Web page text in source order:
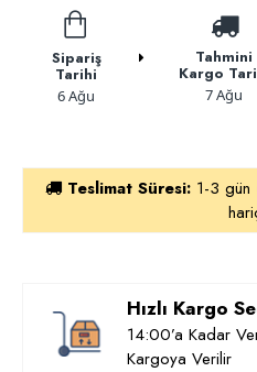
Sipariş
Tarihi
6 Ağu
Tahmini
Kargo
7 Ağu
Teslimat Süresi: 1-3 gün
Hızlı Kargo
14:00’a Kadar
Kargoya Verilir